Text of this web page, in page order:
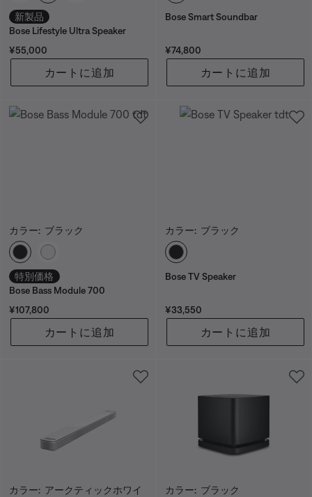
新製品
Bose Lifestyle Ultra Speaker
価格:
¥55,000
カートに追加
Bose Smart Soundbar
価格:
¥74,800
カートに追加
カラー: ブラック
カラーの選択
特別価格
Bose Bass Module 700
価格:
¥107,800
カートに追加
カラー: ブラック
カラーの選択
Bose TV Speaker
価格:
¥33,550
カートに追加
カラー: アークティックホワイ
カラー: ブラック